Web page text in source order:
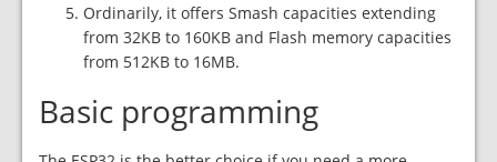
Ordinarily, it offers Smash capacities extending
from 32KB to 160KB and Flash memory capacities
from 512KB to 16MB.
Basic programming